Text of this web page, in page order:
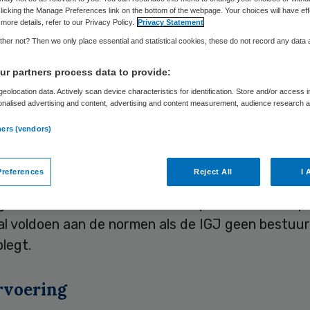
Skipr Redactie 3 juni 2019,13:44 78 keer gelezen
een aanwijzing gegeven aan ggz-aanbieder
Groningen voldoet niet aan de normen,
voor de kwaliteit en veiligheid van zorg.
gewerkt wordt, maar de IGJ concludeert dat
tekortkomingen in de zorg weg te nemen. De
voldoen aan de normen als de IGJ geen
the Manage Preferences link on the bottom of the webpage. Your choices will have
details, refer to our Privacy Policy. Privacy Statement
not? Then we only place essential and statistical cookies, these do not record any data
partners process data to provide:
data. Actively scan device characteristics for identification. Store and/or access
advertising and content, advertising and content measurement, audience research
(vendors)
Reject All I